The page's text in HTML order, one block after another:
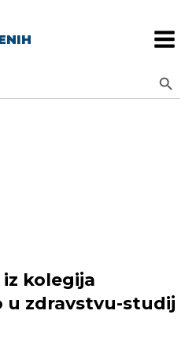
kolegija
u zdravstvu-studij